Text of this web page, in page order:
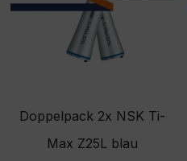
Doppelpack 2x NSK Ti-
Max Z25L blau